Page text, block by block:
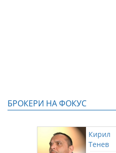
БРОКЕРИ НА ФОКУС
Кирил
Тенев